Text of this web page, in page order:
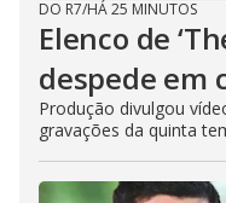
DO R7/HÁ 25 MINUTOS
Elenco de
despede em
Produção divulgou
gravações da quinta